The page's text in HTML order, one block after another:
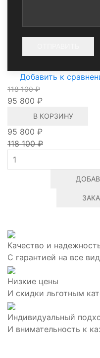
Добавить к
118 100 ₽
95 800 ₽
В КОРЗИНУ
95 800 ₽
118 100 ₽
Качество и
С гарантией на все
Низкие цены
И скидки льготным
Индивидуальный
И внимательность к